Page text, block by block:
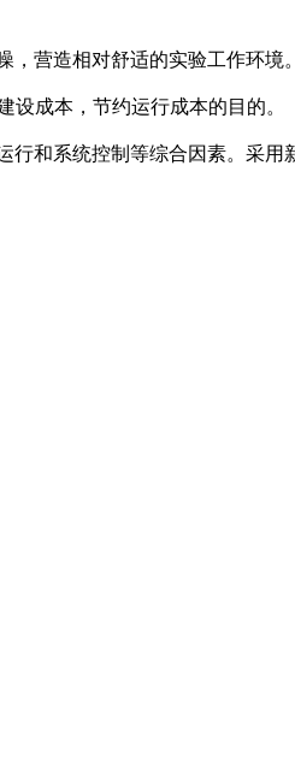
营造相对舒适的实验工作环境。
成本，节约运行成本的目的。
和系统控制等综合因素。采用